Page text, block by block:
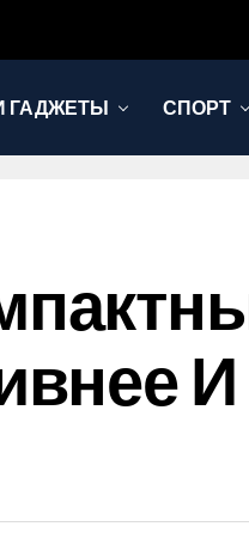
ГАДЖЕТЫ СПОРТ
И